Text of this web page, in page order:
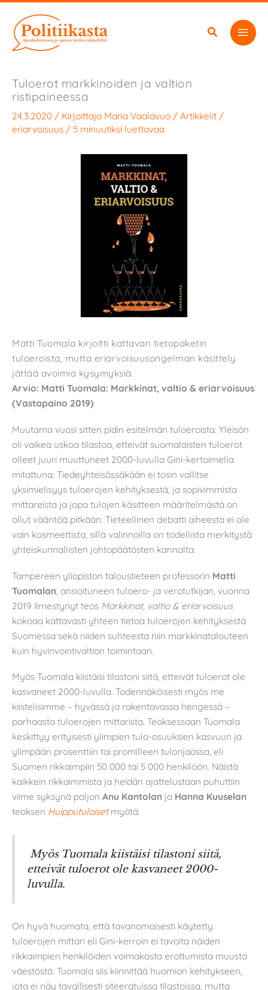
sisältöön
Tuloerot markkinoiden ja valtion
ristipaineessa
24.3.2020 / Kirjoittaja Maria Vaalavuo / Artikkelit /
eriarvoisuus / 5 minuutiksi luettavaa
Matti Tuomala kirjoitti kattavan tietopaketin
tuloeroista, mutta eriarvoisuusongelman käsittely
jättää avoimia kysymyksiä.
Arvio: Matti Tuomala: Markkinat, valtio & eriarvoisuus
(Vastapaino 2019)
Muutama vuosi sitten pidin esitelmän tuloeroista. Yleisön
oli vaikea uskoa tilastoa, etteivät suomalaisten tuloerot
olleet juuri muuttuneet 2000-luvulla Gini-kertoimella
mitattuna. Tiedeyhteisössäkään ei tosin vallitse
yksimielisyys tuloerojen kehityksestä, ja sopivimmista
mittareista ja jopa tulojen käsitteen määritelmästä on
ollut vääntöä pitkään. Tieteellinen debatti aiheesta ei ole
vain kosmeettista, sillä valinnoilla on todellista merkitystä
yhteiskunnallisten johtopäätösten kannalta.
Tampereen yliopiston taloustieteen professorin Matti
Tuomalan , ansioituneen tuloero- ja verotutkijan, vuonna
2019 ilmestynyt teos Markkinat, valtio & eriarvoisuus
kokoaa kattavasti yhteen tietoa tuloerojen kehityksestä
Suomessa sekä niiden suhteesta niin markkinatalouteen
kuin hyvinvointivaltion toimintaan.
Myös Tuomala kiistäisi tilastoni siitä, etteivät tuloerot ole
kasvaneet 2000-luvulla. Todennäköisesti myös me
kiistelisimme – hyvässä ja rakentavassa hengessä –
parhaasta tuloerojen mittarista. Teoksessaan Tuomala
keskittyy erityisesti ylimpien tulo-osuuksien kasvuun ja
ylimpään prosenttiin tai promilleen tulonjaossa, eli
Suomen rikkaimpiin 50 000 tai 5 000 henkilöön. Näistä
kaikkein rikkaimmista ja heidän ajattelustaan puhuttiin
viime syksynä paljon Anu Kantolan ja Hanna Kuuselan
teoksen Huipputuloisetmyötä.
Myös Tuomala kiistäisi tilastoni siitä,
etteivät tuloerot ole kasvaneet 2000-
luvulla.
On hyvä huomata, että tavanomaisesti käytetty
tuloerojen mittari eli Gini-kerroin ei tavoita näiden
rikkaimpien henkilöiden voimakasta erottumista muusta
väestöstä. Tuomala siis kiinnittää huomion kehitykseen,
jota ei näy tavallisesti siteeratuissa tilastoissa, mutta